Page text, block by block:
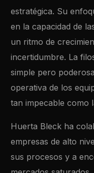
estratégica. Su
en la capacidad de
un ritmo de
incertidumbre. La
simple pero
operativa de los
tan impecable como
Huerta Bleck ha
empresas de alto
sus procesos y a